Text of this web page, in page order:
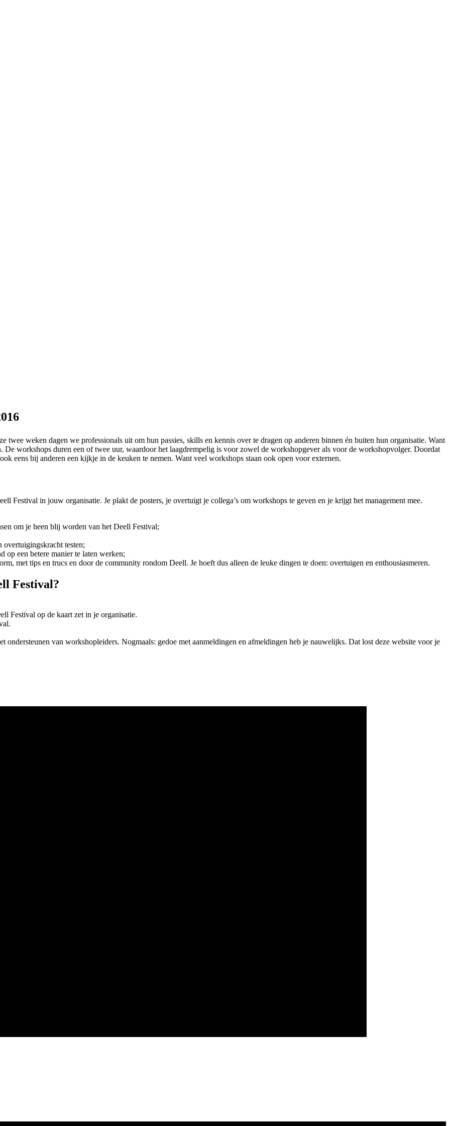
twee weken dagen we professionals uit om hun passies, skills en kennis over te dragen op anderen binnen én buiten hun organisatie. Want
De workshops duren een of twee uur, waardoor het laagdrempelig is voor zowel de workshopgever als voor de workshopvolger. Doordat
eens bij anderen een kijkje in de keuken te nemen. Want veel workshops staan ook open voor externen.
Festival in jouw organisatie. Je plakt de posters, je overtuigt je collega’s om workshops te geven en je krijgt het management mee.
om je heen blij worden van het Deell Festival;
overtuigingskracht testen;
op een betere manier te laten werken;
met tips en trucs en door de community rondom Deell. Je hoeft dus alleen de leuke dingen te doen: overtuigen en enthousiasmeren.
Festival?
Festival op de kaart zet in je organisatie.
ondersteunen van workshopleiders. Nogmaals: gedoe met aanmeldingen en afmeldingen heb je nauwelijks. Dat lost deze website voor je